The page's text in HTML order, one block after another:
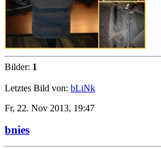
Bilder: 1
Letztes Bild von: bLiNk
Fr, 22. Nov 2013, 19:47
bnies